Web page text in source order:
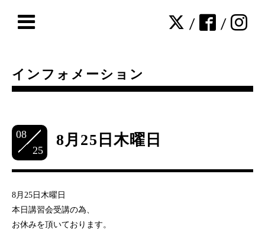
/ /
インフォメーション
08
25
8月25日木曜日
8月25日木曜日
本日講習会受講の為、
お休みを頂いております。